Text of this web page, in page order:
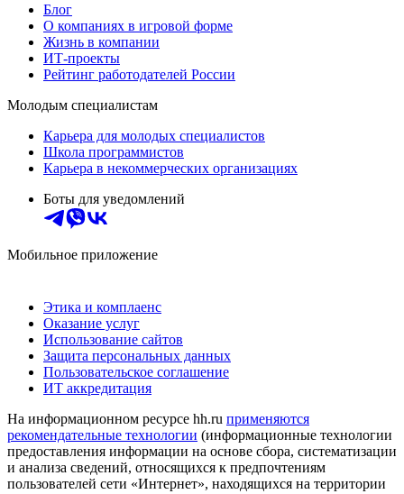
Блог
О компаниях в игровой форме
Жизнь в компании
ИТ-проекты
Рейтинг работодателей России
Молодым специалистам
Карьера для молодых специалистов
Школа программистов
Карьера в некоммерческих организациях
Боты для уведомлений
Мобильное приложение
Этика и комплаенс
Оказание услуг
Использование сайтов
Защита персональных данных
Пользовательское соглашение
ИТ аккредитация
На информационном ресурсе hh.ru применяются
рекомендательные технологии (информационные технологии
предоставления информации на основе сбора, систематизации
и анализа сведений, относящихся к предпочтениям
пользователей сети «Интернет», находящихся на территории